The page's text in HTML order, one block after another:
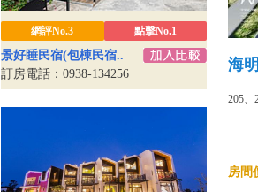
網評No.3 點擊No.1
景好睡民宿(包棟民宿..
訂房電話：0938-134256
海
205、
房間